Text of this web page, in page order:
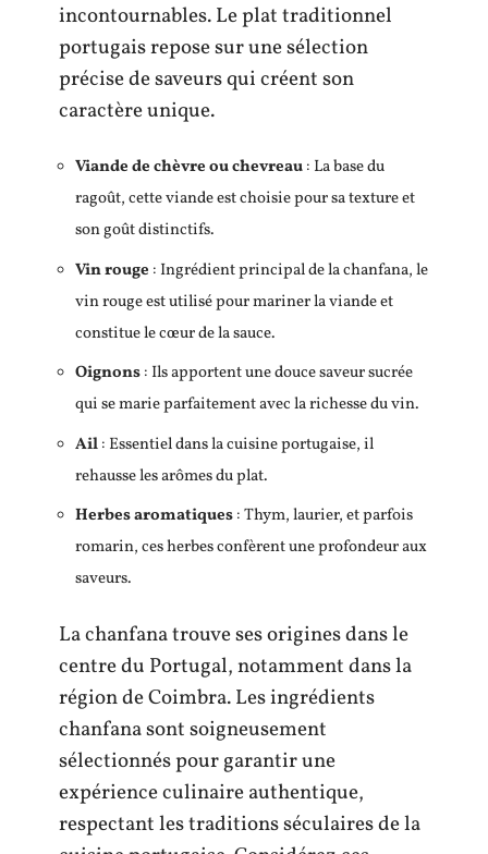
incontournables. Le plat traditionnel
portugais repose sur une sélection
précise de saveurs qui créent son
caractère unique.
Viande de chèvre ou chevreau: La base du
ragoût, cette viande est choisie pour sa texture et
son goût distinctifs.
Vin rouge : Ingrédient principal de la chanfana, le
vin rouge est utilisé pour mariner la viande et
constitue le cœur de la sauce.
Oignons: Ils apportent une douce saveur sucrée
qui se marie parfaitement avec la richesse du vin.
Ail: Essentiel dans la cuisine portugaise, il
rehausse les arômes du plat.
Herbes aromatiques: Thym, laurier, et parfois
romarin, ces herbes confèrent une profondeur aux
saveurs.
La chanfana trouve ses origines dans le
centre du Portugal, notamment dans la
région de Coimbra. Les ingrédients
chanfana sont soigneusement
sélectionnés pour garantir une
expérience culinaire authentique,
respectant les traditions séculaires de la